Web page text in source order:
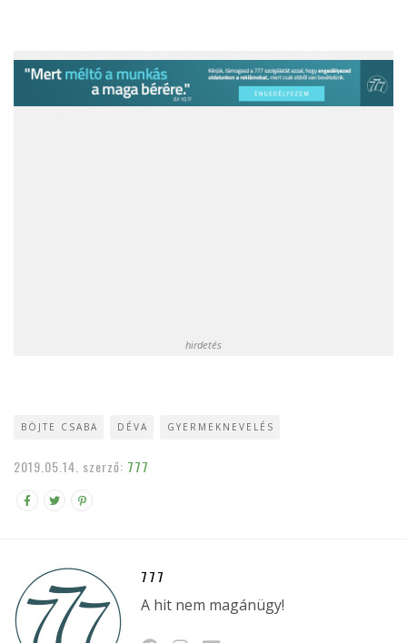
hirdetés
BÖJTE CSABA DÉVA GYERMEKNEVELÉS
2019.05.14. szerző: 777
777
A hit nem magánügy!